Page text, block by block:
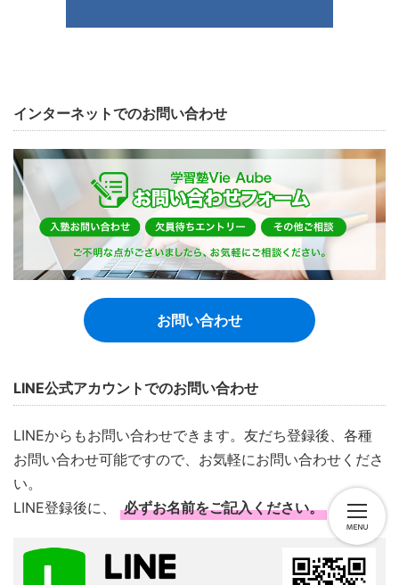
インターネットでのお問い合わせ
お問い合わせ
LINE公式アカウントでのお問い合わせ
LINEからもお問い合わせできます。友だち登録後、各種
お問い合わせ可能ですので、お気軽にお問い合わせくださ
い。
LINE登録後に、
必ずお名前をご記入ください。